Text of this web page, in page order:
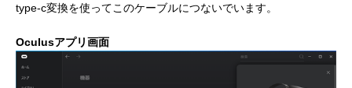
type-c変換を使ってこのケーブルにつないでいます。
Oculusアプリ画面